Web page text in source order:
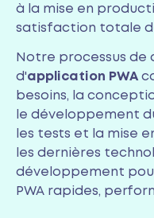
à la mise en
satisfaction totale
Notre processus
d'application PWA
besoins, la
le développement
les tests et la mise
les dernières
développement
PWA rapides,